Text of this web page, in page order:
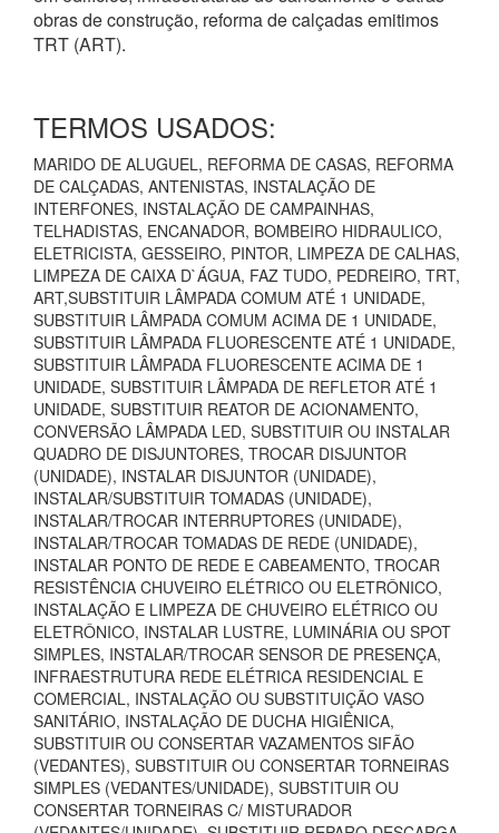
obras de construção, reforma de calçadas emitimos
TRT (ART).
TERMOS USADOS:
MARIDO DE ALUGUEL, REFORMA DE CASAS, REFORMA
DE CALÇADAS, ANTENISTAS, INSTALAÇÃO DE
INTERFONES, INSTALAÇÃO DE CAMPAINHAS,
TELHADISTAS, ENCANADOR, BOMBEIRO HIDRAULICO,
ELETRICISTA, GESSEIRO, PINTOR, LIMPEZA DE CALHAS,
LIMPEZA DE CAIXA D`ÁGUA, FAZ TUDO, PEDREIRO, TRT,
ART,SUBSTITUIR LÂMPADA COMUM ATÉ 1 UNIDADE,
SUBSTITUIR LÂMPADA COMUM ACIMA DE 1 UNIDADE,
SUBSTITUIR LÂMPADA FLUORESCENTE ATÉ 1 UNIDADE,
SUBSTITUIR LÂMPADA FLUORESCENTE ACIMA DE 1
UNIDADE, SUBSTITUIR LÂMPADA DE REFLETOR ATÉ 1
UNIDADE, SUBSTITUIR REATOR DE ACIONAMENTO,
CONVERSÃO LÂMPADA LED, SUBSTITUIR OU INSTALAR
QUADRO DE DISJUNTORES, TROCAR DISJUNTOR
(UNIDADE), INSTALAR DISJUNTOR (UNIDADE),
INSTALAR/SUBSTITUIR TOMADAS (UNIDADE),
INSTALAR/TROCAR INTERRUPTORES (UNIDADE),
INSTALAR/TROCAR TOMADAS DE REDE (UNIDADE),
INSTALAR PONTO DE REDE E CABEAMENTO, TROCAR
RESISTÊNCIA CHUVEIRO ELÉTRICO OU ELETRÔNICO,
INSTALAÇÃO E LIMPEZA DE CHUVEIRO ELÉTRICO OU
ELETRÔNICO, INSTALAR LUSTRE, LUMINÁRIA OU SPOT
SIMPLES, INSTALAR/TROCAR SENSOR DE PRESENÇA,
INFRAESTRUTURA REDE ELÉTRICA RESIDENCIAL E
COMERCIAL, INSTALAÇÃO OU SUBSTITUIÇÃO VASO
SANITÁRIO, INSTALAÇÃO DE DUCHA HIGIÊNICA,
SUBSTITUIR OU CONSERTAR VAZAMENTOS SIFÃO
(VEDANTES), SUBSTITUIR OU CONSERTAR TORNEIRAS
SIMPLES (VEDANTES/UNIDADE), SUBSTITUIR OU
CONSERTAR TORNEIRAS C/ MISTURADOR